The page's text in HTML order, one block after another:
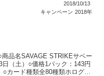
2018/10/13
キャンペーン 2018年
品名SAVAGE STRIKEサベー
（土）○価格1パック：143円
カード種類全80種類ホログラ